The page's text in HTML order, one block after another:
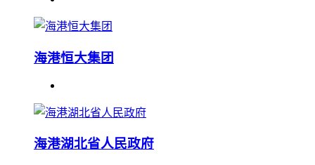
海港恒大集团
海港湖北省人民政府